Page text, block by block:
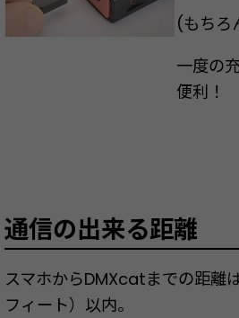
(もちろ
一度の
便利！
通信の出来る距離
スマホからDMXcatまでの距離
フィート）以内。